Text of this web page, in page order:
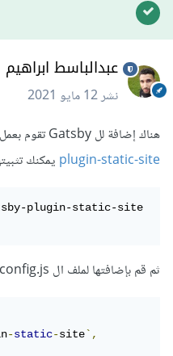
عبدالباسط ابراهيم
نشر12 مايو 2021
هناك إضافة لل Gatsby تقوم بعمل تعطيل لل route تسمى
plugin-static-siteيمكنك
plugin-static-site
ثم قم بإضافتها لملف ال gatsby-config.js كالتالي
-static-site`,